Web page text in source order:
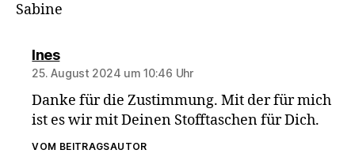
Sabine
Inessagt:
25. August 2024 um 10:46 Uhr
Danke für die Zustimmung. Mit der für mich
ist es wir mit Deinen Stofftaschen für Dich.
VOM BEITRAGSAUTOR